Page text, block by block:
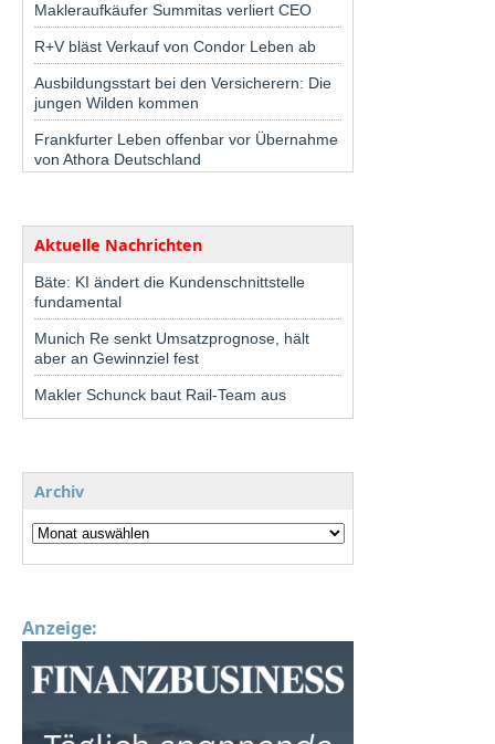
Makleraufkäufer Summitas verliert CEO
R+V bläst Verkauf von Condor Leben ab
Ausbildungsstart bei den Versicherern: Die
jungen Wilden kommen
Frankfurter Leben offenbar vor Übernahme
von Athora Deutschland
Aktuelle Nachrichten
Bäte: KI ändert die Kundenschnittstelle
fundamental
Munich Re senkt Umsatzprognose, hält
aber an Gewinnziel fest
Makler Schunck baut Rail-Team aus
Archiv
Anzeige: